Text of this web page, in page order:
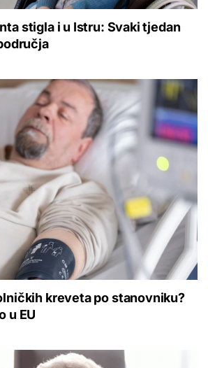
stigla i u Istru: Svaki tjedan
kreveta po stanovniku?
u EU